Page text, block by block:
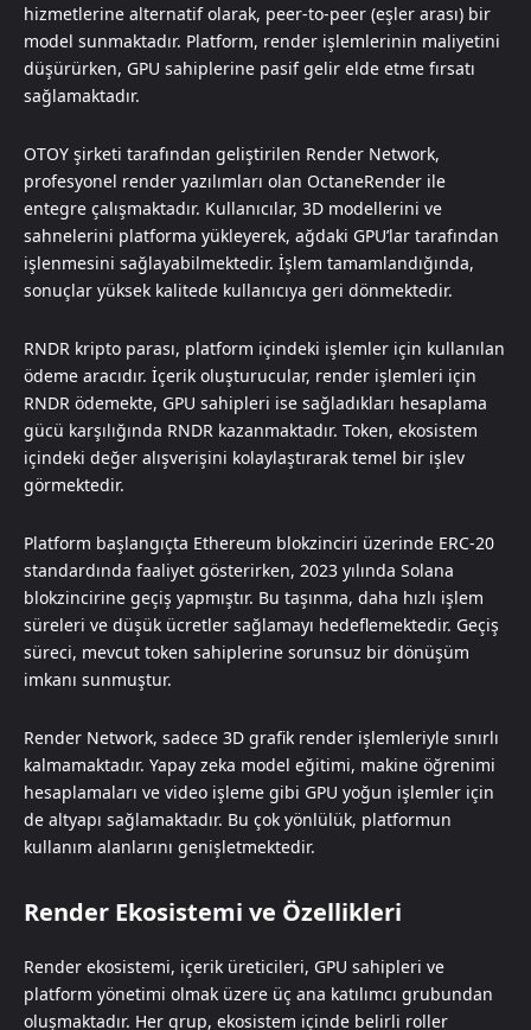
hizmetlerine alternatif olarak, peer-to-peer (eşler arası) bir
model sunmaktadır. Platform, render işlemlerinin maliyetini
düşürürken, GPU sahiplerine pasif gelir elde etme fırsatı
sağlamaktadır.
OTOY şirketi tarafından geliştirilen Render Network,
profesyonel render yazılımları olan OctaneRender ile
entegre çalışmaktadır. Kullanıcılar, 3D modellerini ve
sahnelerini platforma yükleyerek, ağdaki GPU’lar tarafından
işlenmesini sağlayabilmektedir. İşlem tamamlandığında,
sonuçlar yüksek kalitede kullanıcıya geri dönmektedir.
RNDR kripto parası, platform içindeki işlemler için kullanılan
ödeme aracıdır. İçerik oluşturucular, render işlemleri için
RNDR ödemekte, GPU sahipleri ise sağladıkları hesaplama
gücü karşılığında RNDR kazanmaktadır. Token, ekosistem
içindeki değer alışverişini kolaylaştırarak temel bir işlev
görmektedir.
Platform başlangıçta Ethereum blokzinciri üzerinde ERC-20
standardında faaliyet gösterirken, 2023 yılında Solana
blokzincirine geçiş yapmıştır. Bu taşınma, daha hızlı işlem
süreleri ve düşük ücretler sağlamayı hedeflemektedir. Geçiş
süreci, mevcut token sahiplerine sorunsuz bir dönüşüm
imkanı sunmuştur.
Render Network, sadece 3D grafik render işlemleriyle sınırlı
kalmamaktadır. Yapay zeka model eğitimi, makine öğrenimi
hesaplamaları ve video işleme gibi GPU yoğun işlemler için
de altyapı sağlamaktadır. Bu çok yönlülük, platformun
kullanım alanlarını genişletmektedir.
Render Ekosistemi ve Özellikleri
Render ekosistemi, içerik üreticileri, GPU sahipleri ve
platform yönetimi olmak üzere üç ana katılımcı grubundan
oluşmaktadır. Her grup, ekosistem içinde belirli roller